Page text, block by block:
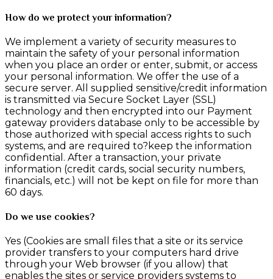
How do we protect your information?
We implement a variety of security measures to
maintain the safety of your personal information
when you place an order or enter, submit, or access
your personal information. We offer the use of a
secure server. All supplied sensitive/credit information
is transmitted via Secure Socket Layer (SSL)
technology and then encrypted into our Payment
gateway providers database only to be accessible by
those authorized with special access rights to such
systems, and are required to?keep the information
confidential. After a transaction, your private
information (credit cards, social security numbers,
financials, etc.) will not be kept on file for more than
60 days.
Do we use cookies?
Yes (Cookies are small files that a site or its service
provider transfers to your computers hard drive
through your Web browser (if you allow) that
enables the sites or service providers systems to